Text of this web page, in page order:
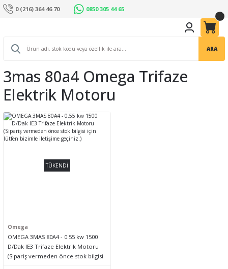
0 (216) 364 46 70 0850 305 44 65
ARA
3mas 80a4 Omega Trifaze
Elektrik Motoru
TÜKENDİ
Omega
OMEGA 3MAS 80A4 - 0.55 kw 1500
D/Dak IE3 Trifaze Elektrik Motoru
(Sipariş vermeden önce stok bilgisi